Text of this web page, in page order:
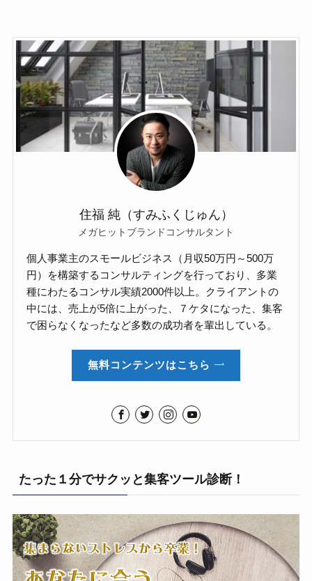
住福 純（すみふくじゅん）
メガヒットブランドコンサルタント
個人事業主のスモールビジネス（月収50万円～500万
円）を構築するコンサルティングを行っており、多業
種にわたるコンサル実績2000件以上。クライアントの
中には、売上が5倍に上がった、７ケタになった、集客
で困らなくなったなど多数の成功者を輩出している。
無料コンテンツはこちら
たった１分でサクッと集客ツール診断！